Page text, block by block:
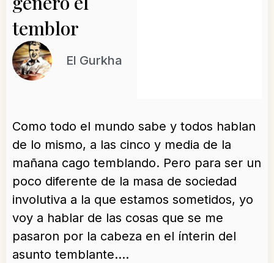
temblor
El Gurkha
Como todo el mundo sabe y todos hablan
de lo mismo, a las cinco y media de la
mañana cago temblando. Pero para ser un
poco diferente de la masa de sociedad
involutiva a la que estamos sometidos, yo
voy a hablar de las cosas que se me
pasaron por la cabeza en el ínterin del
asunto temblante….